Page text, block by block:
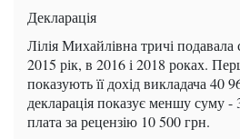
Декларація
Лілія Михайлівна тричі
2015 рік, в 2016 і 2018 роках.
показують її дохід викладача 40
декларація показує меншу суму
плата за рецензію 10 500 грн.